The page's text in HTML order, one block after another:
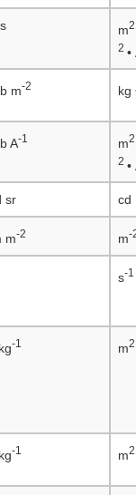
m
2 •
m-2 kg
A-1 m
2 •
sr cd
m-2 m-
s-1
-1 m
-1 m